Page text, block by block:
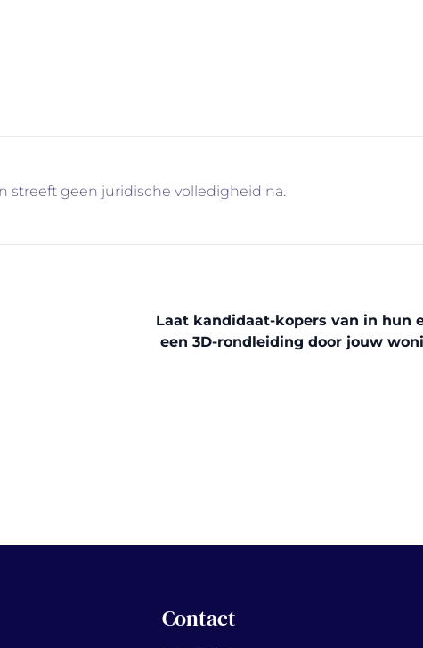
streeft geen juridische volledigheid na.
Laat kandidaat-kopers van in hun
een 3D-rondleiding door jouw
Contact